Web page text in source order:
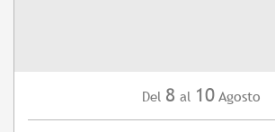
Del 8 al 10 Agosto